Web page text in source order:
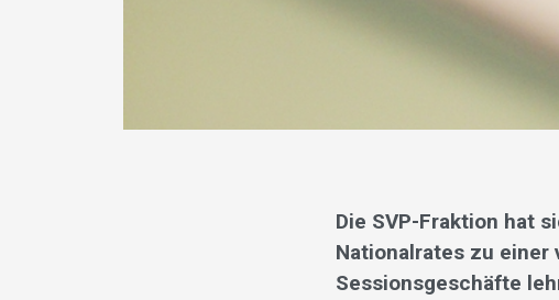
Die SVP-Fraktion hat
Nationalrates zu
Sessionsgeschäfte